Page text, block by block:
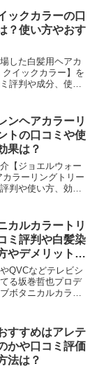
きているのです
くるの...
ックカラーの口
？使い方やおす
した白髪用ヘアカ
イックカラー】を
評判や成分、使い
ンス」。豊富なミ
...
ンヘアカラーリ
トの口コミや使
果は？
【ジョエルウォー
ラーリングトリー
判や使い方、効果
く紹介します。
カルカラートリ
ミ評判や白髪染
やデメリットも
QVCなどテレビシ
る坂巻哲也プロデ
ボタニカルカラー
白髪も気になって
う...
すすめはアレテ
かや口コミ評価
法は？